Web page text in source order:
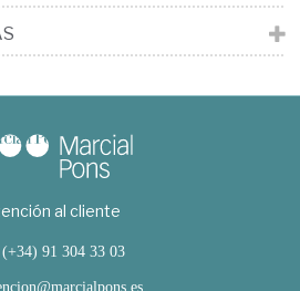
al cliente
(+34) 91 304 33 03